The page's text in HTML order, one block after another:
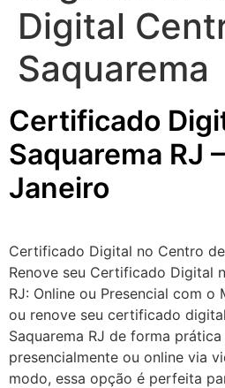
Digital
Saquarema
Certificado
Saquarema RJ
Janeiro
Certificado Digital no Centro
Renove seu Certificado Digital
RJ: Online ou Presencial com o
ou renove seu certificado
Saquarema RJ de forma
presencialmente ou online via
modo, essa opção é perfeita